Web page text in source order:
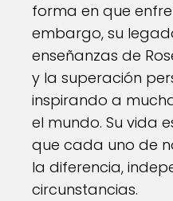
forma en que
embargo, su
enseñanzas de
y la superación
inspirando a
el mundo. Su vida
que cada uno de
la diferencia,
circunstancias.